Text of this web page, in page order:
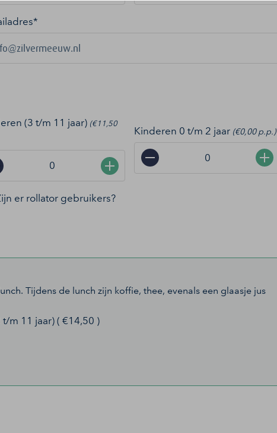
*
(3 t/m 11 jaar) (€11,50
+
Kinderen 0 t/m 2 jaar (€0,00 p.p.)
− +
er rollator gebruikers?
Tijdens de lunch zijn koffie, thee, evenals een glaasje jus
m 11 jaar) ( €14,50 )